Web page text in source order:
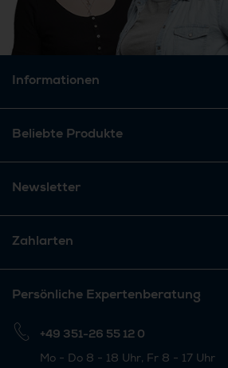
Informationen
Beliebte Produkte
Newsletter
Zahlarten
Persönliche Expertenberatung
+49 351-26 55 12 0
Mo - Do 8 - 18 Uhr, Fr 8 - 17 Uhr